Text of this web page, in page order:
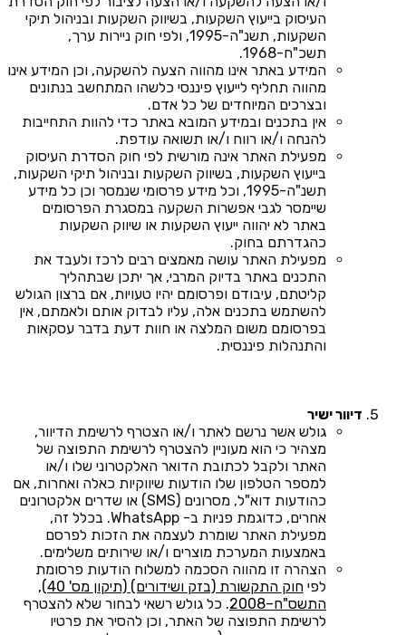
העיסוק בייעוץ השקעות, בשיווק השקעות ובניהול תיקי
השקעות, תשנ"ה-1995, ולפי חוק ניירות ערך,
תשכ"ח-1968.
המידע באתר אינו מהווה הצעה להשקעה, וכן המידע אינו
מהווה תחליף לייעוץ פיננסי כלשהו המתחשב בנתונים
ובצרכים המיוחדים של כל אדם.
אין בתכנים ובמידע המובא באתר כדי להוות התחייבות
להנחה ו/או רווח ו/או תשואה עודפת.
מפעילת האתר אינה מורשית לפי חוק הסדרת העיסוק
בייעוץ השקעות, בשיווק השקעות ובניהול תיקי השקעות,
תשנ"ה-1995, וכל מידע פרסומי שנמסר וכן כל מידע
שיימסר לגבי אפשרות השקעה במסגרת הפרסומים
באתר לא יהווה ייעוץ השקעות או שיווק השקעות
כהגדרתם בחוק.
מפעילת האתר עושה מאמצים רבים לרכז ולעבד את
התכנים באתר בדיוק המרבי, אך יתכן שבתהליך
קליטתם, עיבודם ופרסומם יהיו טעויות, אם ברצון הגולש
להשתמש בתכנים אלה, עליו לבדוק אותם ולאמתם, אין
בפרסומם משום המלצה או חוות דעת בדבר עסקאות
והתנהלות פיננסית.
דיוור ישיר
גולש אשר נרשם לאתר ו/או הצטרף לרשימת הדיוור,
מצהיר כי הוא מעוניין להצטרף לרשימת התפוצה של
האתר ולקבל לכתובת הדואר האלקטרוני שלו ו/או
למספר הטלפון שלו הודעות שיווקיות כאלה ואחרות, אם
כהודעות דוא"ל, מסרונים (SMS) או שדרים אלקטרונים
אחרים, כדוגמת פניות ב- WhatsApp. בכלל זה,
מפעילת האתר שומרת לעצמה את הזכות לפרסם
באמצעות המערכת מוצרים ו/או שירותים משלימים.
הצהרה זו מהווה הסכמה למשלוח הודעות פרסומת
לפי
חוק התקשורת (בזק ושידורים) (תיקון מס' 40),
התשס"ח–2008
. כל גולש רשאי לבחור שלא להצטרף
לרשימת התפוצה של האתר, וכן להסיר את פרטיו